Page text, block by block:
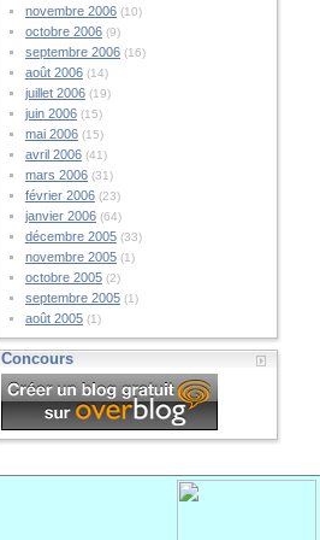
novembre 2006(10)
octobre 2006(9)
septembre 2006(16)
août 2006(14)
juillet 2006(19)
juin 2006(15)
mai 2006(15)
avril 2006(41)
mars 2006(31)
février 2006(23)
janvier 2006(64)
décembre 2005(33)
novembre 2005(1)
octobre 2005(2)
septembre 2005(1)
août 2005(1)
Concours